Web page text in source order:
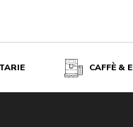
CAFFÈ &